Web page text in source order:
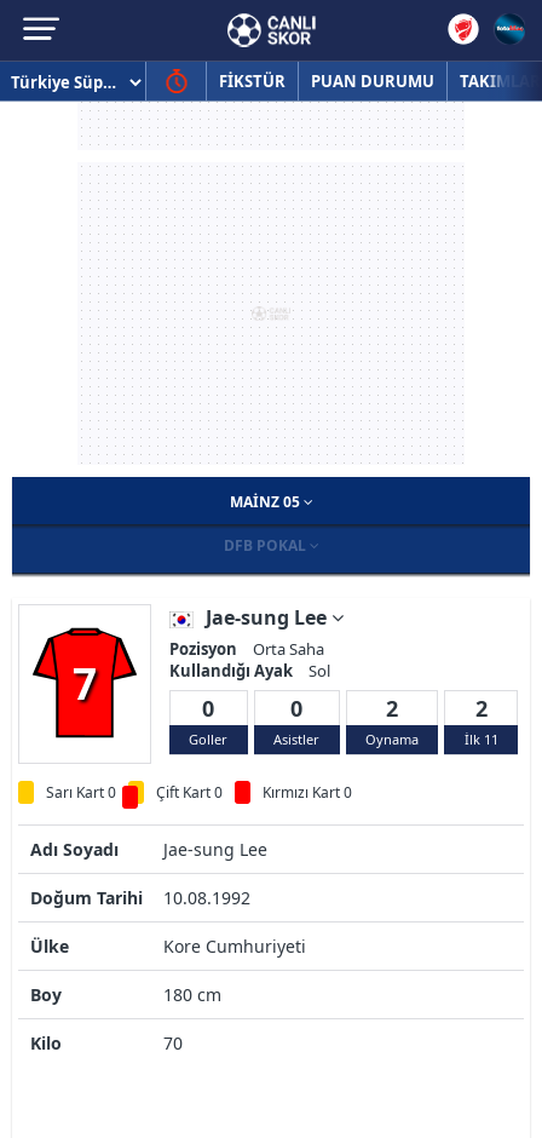
FİKSTÜR PUAN DURUMU TAKIMLAR
MAINZ 05
DFB POKAL
7
Jae-sung Lee
Pozisyon
Orta Saha
Kullandığı Ayak
Sol
0
Goller
0
Asistler
2
Oynama
2
İlk 11
Sarı Kart 0 Çift Kart 0 Kırmızı Kart 0
Adı Soyadı Jae-sung Lee
Doğum Tarihi 10.08.1992
Ülke Kore Cumhuriyeti
Boy 180 cm
Kilo 70